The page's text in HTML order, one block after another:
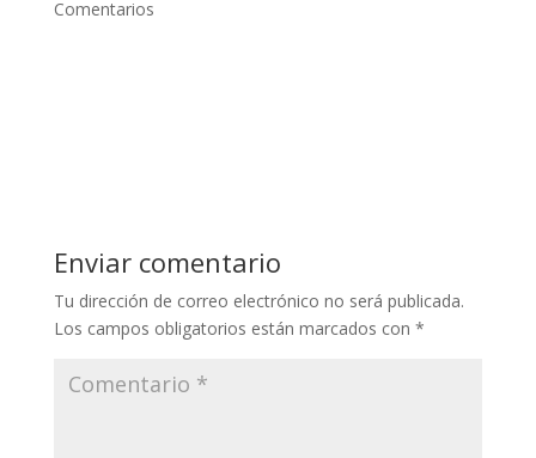
Comentarios
Enviar comentario
Tu dirección de correo electrónico no será publicada.
Los campos obligatorios están marcados con *